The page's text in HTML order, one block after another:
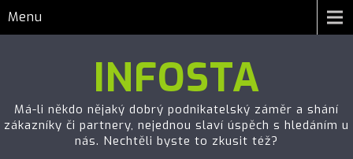
Menu
INFOSTA
Má-li někdo nějaký dobrý podnikatelský záměr a shání
zákazníky či partnery, nejednou slaví úspěch s hledáním u
nás. Nechtěli byste to zkusit též?